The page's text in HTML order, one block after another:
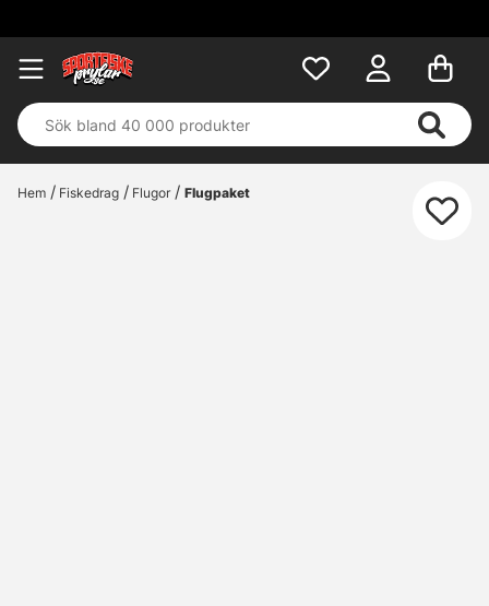
Hem Fiskedrag Flugor Flugpaket